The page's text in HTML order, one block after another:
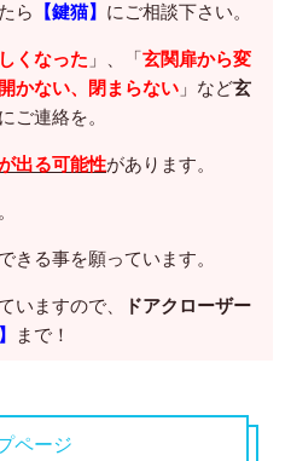
ら 【鍵猫】 にご相談下さい。
くなった 」、「玄関扉から変
かない、閉まらない 」など玄
ご連絡を。
出る可能性があります。
きる事を願っています。
いますので、
ドアクローザー
まで！
ページ